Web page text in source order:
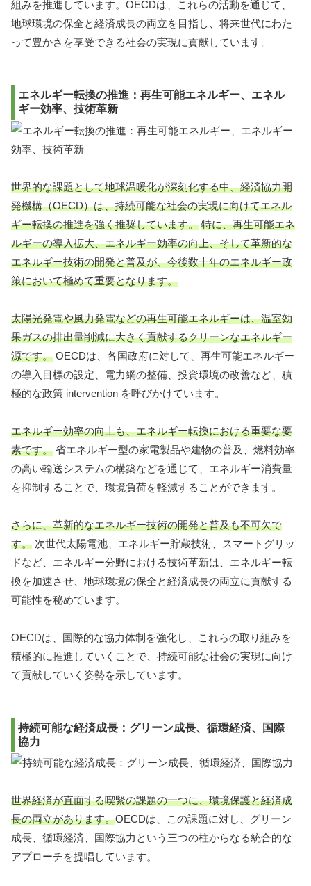
組みを推進しています。OECDは、これらの活動を通じて、
地球環境の保全と経済成長の両立を目指し、将来世代にわた
って豊かさを享受できる社会の実現に貢献しています。
エネルギー転換の推進：再生可能エネルギー、エネル
ギー効率、技術革新
世界的な課題として地球温暖化が深刻化する中、経済協力開
発機構（OECD）は、持続可能な社会の実現に向けてエネル
ギー転換の推進を強く推奨しています。 特に、再生可能エネ
ルギーの導入拡大、エネルギー効率の向上、そして革新的な
エネルギー技術の開発と普及が、今後数十年のエネルギー政
策において極めて重要となります。
太陽光発電や風力発電などの再生可能エネルギーは、温室効
果ガスの排出量削減に大きく貢献するクリーンなエネルギー
源です。 OECDは、各国政府に対して、再生可能エネルギー
の導入目標の設定、電力網の整備、投資環境の改善など、積
極的な政策 intervention を呼びかけています。
エネルギー効率の向上も、エネルギー転換における重要な要
素です。 省エネルギー型の家電製品や建物の普及、燃料効率
の高い輸送システムの構築などを通じて、エネルギー消費量
を抑制することで、環境負荷を軽減することができます。
さらに、革新的なエネルギー技術の開発と普及も不可欠で
す。 次世代太陽電池、エネルギー貯蔵技術、スマートグリッ
ドなど、エネルギー分野における技術革新は、エネルギー転
換を加速させ、地球環境の保全と経済成長の両立に貢献する
可能性を秘めています。
OECDは、国際的な協力体制を強化し、これらの取り組みを
積極的に推進していくことで、持続可能な社会の実現に向け
て貢献していく姿勢を示しています。
持続可能な経済成長：グリーン成長、循環経済、国際
協力
世界経済が直面する喫緊の課題の一つに、環境保護と経済成
長の両立があります。OECDは、この課題に対し、グリーン
成長、循環経済、国際協力という三つの柱からなる統合的な
アプローチを提唱しています。